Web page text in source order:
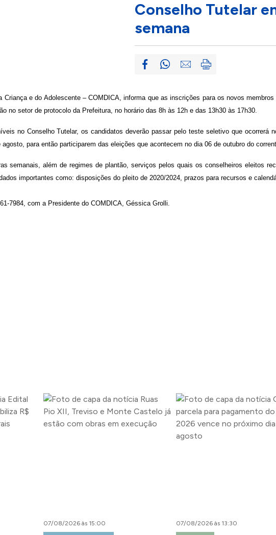
Conselho Tutelar
semana
Criança e do Adolescente – COMDICA, informa que as inscrições para os novos
no setor de protocolo da Prefeitura, no horário das 8h às 12h e das 13h30 às 17h30.
no Conselho Tutelar, os candidatos deverão passar pelo teste seletivo que ocorrerá
para então participarem das eleições que acontecem no dia 06 de outubro do
semanais, além de regimes de plantão, serviços pelos quais os conselheiros eleitos
importantes como: disposições do pleito de 2020/2024, prazos para recursos e
7984, com a Presidente do COMDICA, Géssica Grolli.
07/08/2026 às 15:00 07/08/2026 às 13:30